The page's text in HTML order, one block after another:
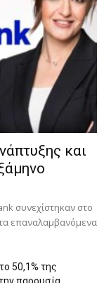
και
συνεχίστηκαν στο
επαναλαμβανόμενα
50,1% της